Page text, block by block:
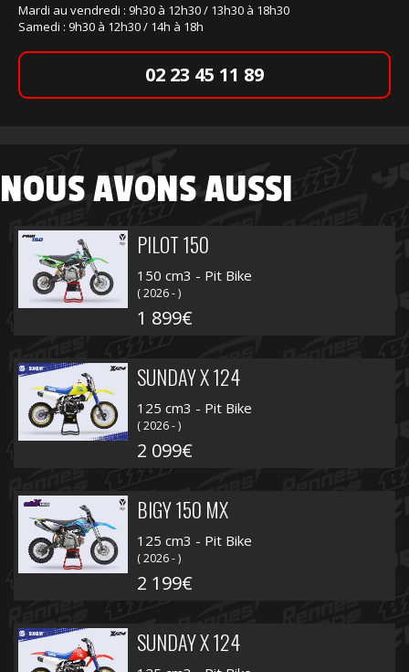
Mardi au vendredi : 9h30 à 12h30 / 13h30 à 18h30
Samedi : 9h30 à 12h30 / 14h à 18h
02 23 45 11 89
NOUS AVONS AUSSI
PILOT 150
150 cm3 - Pit Bike
( 2026 - )
1 899€
SUNDAY X 124
125 cm3 - Pit Bike
( 2026 - )
2 099€
BIGY 150 MX
125 cm3 - Pit Bike
( 2026 - )
2 199€
SUNDAY X 124